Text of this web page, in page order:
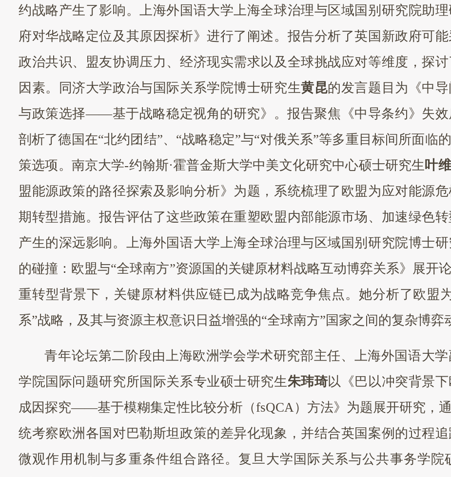
约战略产生了影响。上海外国语大学上海全球治理与区域国别研究院助
府对华战略定位及其原因探析》进行了阐述。报告分析了英国新政府可
政治共识、盟友协调压力、经济现实需求以及全球挑战应对等维度，探
因素。同济大学政治与国际关系学院博士研究生黄昆的发言题目为《中
与政策选择——基于战略稳定视角的研究》。报告聚焦《中导条约》失效
剖析了德国在“北约团结”、“战略稳定”与“对俄关系”等多重目标间所面临
策选项。南京大学-约翰斯·霍普金斯大学中美文化研究中心硕士研究生叶
盟能源政策的路径探索及影响分析》为题，系统梳理了欧盟为应对能源
期转型措施。报告评估了这些政策在重塑欧盟内部能源市场、加速绿色
产生的深远影响。上海外国语大学上海全球治理与区域国别研究院博士研
的碰撞：欧盟与“全球南方”资源国的关键原材料战略互动博弈关系》展开
重转型背景下，关键原材料供应链已成为战略竞争焦点。她分析了欧盟
系”战略，及其与资源主权意识日益增强的“全球南方”国家之间的复杂博弈
青年论坛第二阶段由上海欧洲学会学术研究部主任、上海外国语大
学院国际问题研究所国际关系专业硕士研究生朱玮琦以《巴以冲突背景
成因探究——基于模糊集定性比较分析（fsQCA）方法》为题展开研究，
统考察欧洲各国对巴勒斯坦政策的差异化现象，并结合英国案例的过程
微观作用机制与多重条件组合路径。复旦大学国际关系与公共事务学院